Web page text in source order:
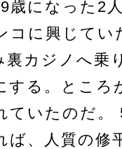
歳になった2
コに興じてい
裏カジノへ乗
する。ところ
ていたのだ。
ば、人質の修